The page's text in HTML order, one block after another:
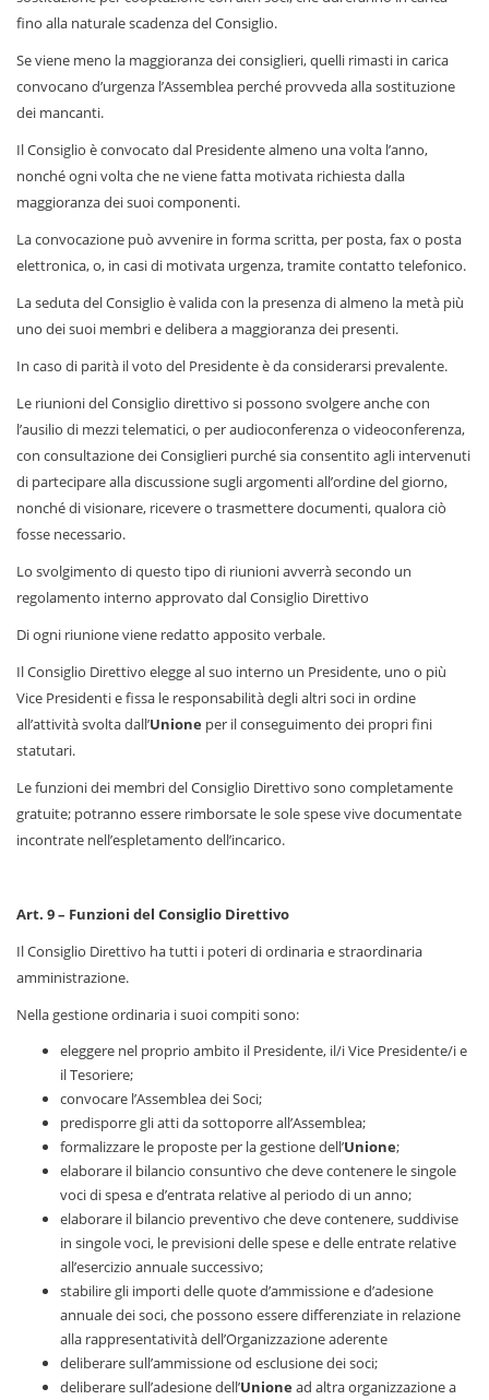
fino alla naturale scadenza del Consiglio.
Se viene meno la maggioranza dei consiglieri, quelli rimasti in carica
convocano d’urgenza l’Assemblea perché provveda alla sostituzione
dei mancanti.
Il Consiglio è convocato dal Presidente almeno una volta l’anno,
nonché ogni volta che ne viene fatta motivata richiesta dalla
maggioranza dei suoi componenti.
La convocazione può avvenire in forma scritta, per posta, fax o posta
elettronica, o, in casi di motivata urgenza, tramite contatto telefonico.
La seduta del Consiglio è valida con la presenza di almeno la metà più
uno dei suoi membri e delibera a maggioranza dei presenti.
In caso di parità il voto del Presidente è da considerarsi prevalente.
Le riunioni del Consiglio direttivo si possono svolgere anche con
l’ausilio di mezzi telematici, o per audioconferenza o videoconferenza,
con consultazione dei Consiglieri purché sia consentito agli intervenuti
di partecipare alla discussione sugli argomenti all’ordine del giorno,
nonché di visionare, ricevere o trasmettere documenti, qualora ciò
fosse necessario.
Lo svolgimento di questo tipo di riunioni avverrà secondo un
regolamento interno approvato dal Consiglio Direttivo
Di ogni riunione viene redatto apposito verbale.
Il Consiglio Direttivo elegge al suo interno un Presidente, uno o più
Vice Presidenti e fissa le responsabilità degli altri soci in ordine
all’attività svolta dall’Unione per il conseguimento dei propri fini
statutari.
Le funzioni dei membri del Consiglio Direttivo sono completamente
gratuite; potranno essere rimborsate le sole spese vive documentate
incontrate nell’espletamento dell’incarico.
Art. 9 – Funzioni del Consiglio Direttivo
Il Consiglio Direttivo ha tutti i poteri di ordinaria e straordinaria
amministrazione.
Nella gestione ordinaria i suoi compiti sono:
eleggere nel proprio ambito il Presidente, il/i Vice Presidente/i e
il Tesoriere;
convocare l’Assemblea dei Soci;
predisporre gli atti da sottoporre all’Assemblea;
formalizzare le proposte per la gestione dell’Unione;
elaborare il bilancio consuntivo che deve contenere le singole
voci di spesa e d’entrata relative al periodo di un anno;
elaborare il bilancio preventivo che deve contenere, suddivise
in singole voci, le previsioni delle spese e delle entrate relative
all’esercizio annuale successivo;
stabilire gli importi delle quote d’ammissione e d’adesione
annuale dei soci, che possono essere differenziate in relazione
alla rappresentatività dell’Organizzazione aderente
deliberare sull’ammissione od esclusione dei soci;
deliberare sull’adesione dell’Unione ad altra organizzazione a